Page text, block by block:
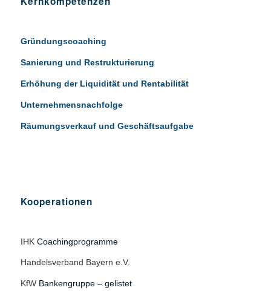
Gründungscoaching
Sanierung und Restrukturierung
Erhöhung der Liquidität und Rentabilität
Unternehmensnachfolge
Räumungsverkauf und Geschäftsaufgabe
Kooperationen
IHKCoachingprogramme
Handelsverband Bayern e.V.
KfWBankengruppe – gelistet